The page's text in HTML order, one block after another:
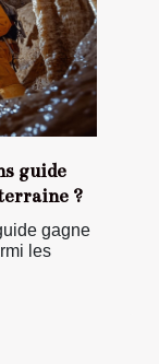
guide
?
gagne
les